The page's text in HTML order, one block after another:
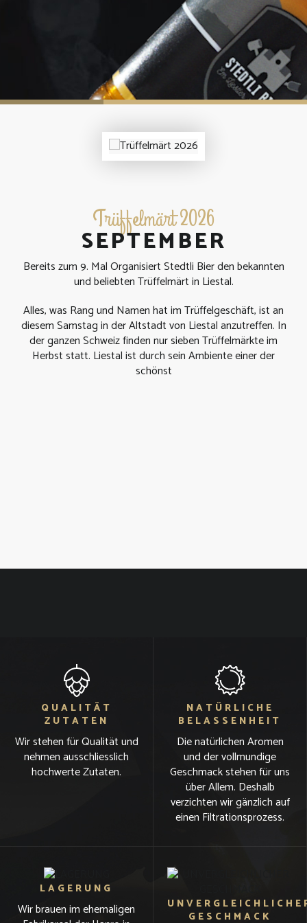
Trüffelmärt 2026
SEPTEMBER
Bereits zum 9. Mal Organisiert Stedtli Bier den bekannten
und beliebten Trüffelmärt in Liestal.
Alles, was Rang und Namen hat im Trüffelgeschäft, ist an
diesem Samstag in der Altstadt von Liestal anzutreffen. In
der ganzen Schweiz finden nur sieben Trüffelmärkte im
Herbst statt. Liestal ist durch sein Ambiente einer der
schönst
QUALITÄT
ZUTATEN
Wir stehen für Qualität und
nehmen ausschliesslich
hochwerte Zutaten.
NATÜRLICHE
BELASSENHEIT
Die natürlichen Aromen
und der vollmundige
Geschmack stehen für uns
über Allem. Deshalb
verzichten wir gänzlich auf
einen Filtrationsprozess.
LAGERUNG
Wir brauen im ehemaligen
GESCHMACK